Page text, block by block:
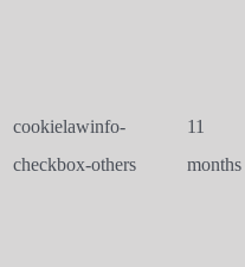
cookielawinfo-
checkbox-others
11
months